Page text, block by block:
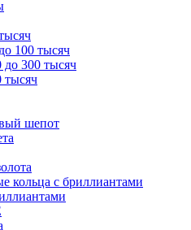
100 тысяч
до 300 тысяч
тысяч
шепот
кольца с бриллиантами